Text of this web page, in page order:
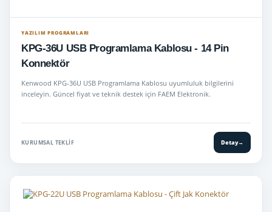
YAZILIM PROGRAMLARI
KPG-36U USB Programlama Kablosu - 14 Pin
Konnektör
Kenwood KPG-36U USB Programlama Kablosu uyumluluk bilgilerini
inceleyin. Güncel fiyat ve teknik destek için FAEM Elektronik.
KURUMSAL TEKLIF Detay→